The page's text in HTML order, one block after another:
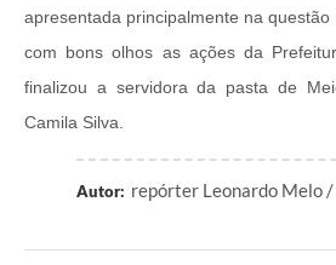
apresentada principalmente na
com bons olhos as ações da
finalizou a servidora da pasta de
Camila Silva.
Autor: repórter Leonardo Melo